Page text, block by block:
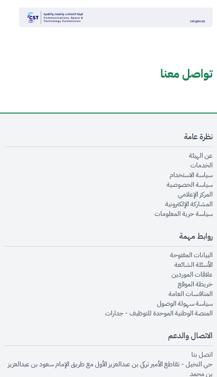
تواصل معنا
نظرة عامة
عن الهيئةopens in new window
الخدماتopens in new window
سياسة الاستخدامopens in new window
سياسة الخصوصيةopens in new window
المركز الإعلاميopens in new window
المشاركة الإلكترونيةopens in new window
سياسة حرية المعلوماتopens in new window
روابط مهمة
البيانات المفتوحةopens in new window
الأسئلة الشائعةopens in new window
علاقات الموردينopens in new window
خريطة الموقعopens in new window
المنافسات العامةopens in new window
سياسة سهولة الوصولopens in new window
المنصة الوطنية الموحدة للتوظيف - جداراتopens in new window
الاتصال والدعم
اتصل بنا
حي النخيل - تقاطع الأمير تركي بن عبدالعزيز الأول مع طريق الإمام سعود بن عبدالعزيز
بن محمد